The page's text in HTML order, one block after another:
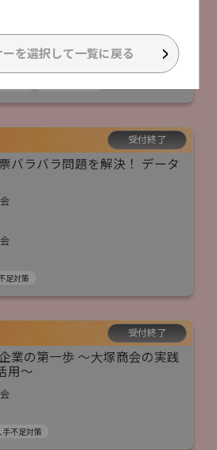
受付終了
バラバラ問題を解決！ データ
足対策
受付終了
業の第一歩 ～大塚商会の実践
用～
手不足対策
を選択して一覧に戻る